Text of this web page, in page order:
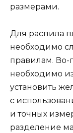
размерами.
Для распила
необходимо
правилам. Во-
необходимо
установить
с
и точных
разделение